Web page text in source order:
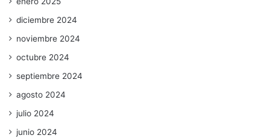
diciembre 2024
noviembre 2024
octubre 2024
septiembre 2024
agosto 2024
julio 2024
junio 2024